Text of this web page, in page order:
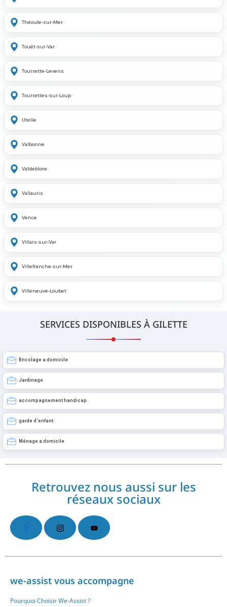
Théoule-sur-Mer
Touët-sur-Var
Tourrette-Levens
Tourrettes-sur-Loup
Utelle
Valbonne
Valdeblore
Vallauris
Vence
Villars-sur-Var
Villefranche-sur-Mer
Villeneuve-Loubet
SERVICES DISPONIBLES À GILETTE
Bricolage a domicile
Jardinage
accompagnement handicap
garde d’enfant
Ménage a domicile
Retrouvez nous aussi sur les
réseaux sociaux
we-assist vous accompagne
Pourquoi Choisir We-Assist ?